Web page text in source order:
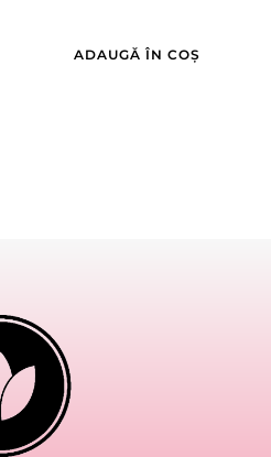
ADAUGĂ ÎN COȘ